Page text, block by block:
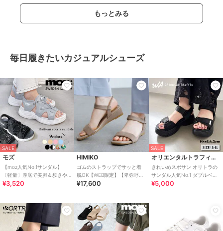
もっとみる
毎日履きたいカジュアルシューズ
SALE
モズ
【moz人気No.1サンダル】
〔軽量〕厚底で美脚＆歩きや
すい！疲れにくいフィット感
¥3,520
HIMIKO
ゴムのストラップでサッと着
脱OK【WEB限定】【卑弥呼
26SS】ゴムストラップサンダ
¥17,600
SALE
オリエンタルトラフィック
きれいめスポサン オリトラの
サンダル人気No.1 ダブルベル
ト スポーツサンダル /42207
¥5,000